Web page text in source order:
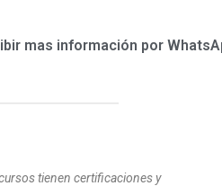
mas información por
tienen certificaciones y